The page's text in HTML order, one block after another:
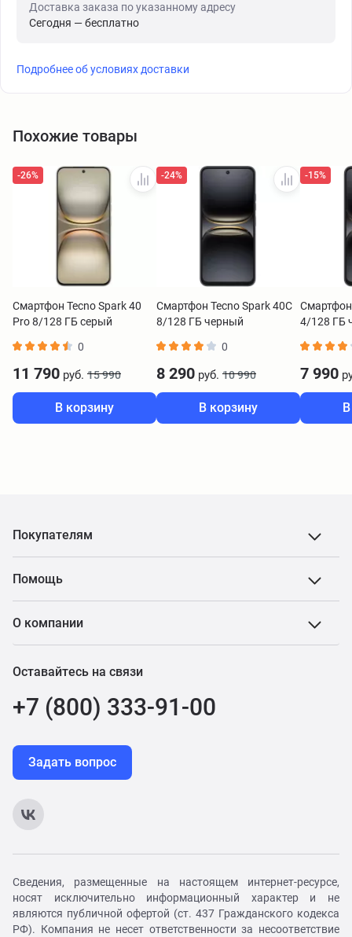
Доставка заказа по указанному адресу
Сегодня — бесплатно
Подробнее об условиях доставки
Похожие товары
-26%
Смартфон Tecno Spark 40
Pro 8/128 ГБ серый
0
11 790 руб. 15 990
В корзину
-24%
Смартфон Tecno Spark 40C
8/128 ГБ черный
0
8 290 руб. 10 990
В корзину
-15%
Смартфон
4/128 ГБ
7 990
Покупателям
Помощь
О компании
Оставайтесь на связи
+7 (800) 333-91-00
Задать вопрос
Сведения, размещенные на настоящем интернет-ресурсе,
носят исключительно информационный характер и не
являются публичной офертой (ст. 437 Гражданского кодекса
РФ). Компания не несет ответственности за несоответствие